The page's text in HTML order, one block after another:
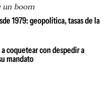
un boom
1979: geopolítica, tasas de la
coquetear con despedir a
mandato